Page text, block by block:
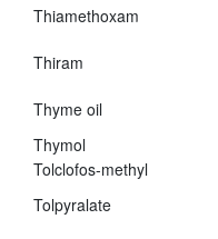
Thiamethoxam
Thiram
Thyme oil
Thymol
Tolclofos-methyl
Tolpyralate